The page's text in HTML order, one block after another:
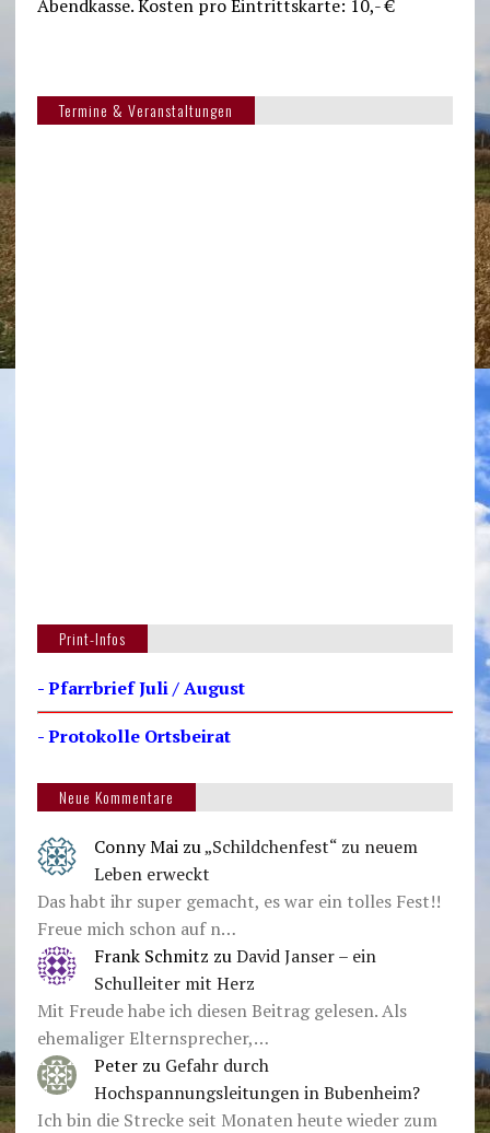
Abendkasse. Kosten pro Eintrittskarte: 10,- €
Termine & Veranstaltungen
Print-Infos
- Pfarrbrief Juli / August
- Protokolle Ortsbeirat
Neue Kommentare
Conny Mai zu„Schildchenfest“ zu neuem
Leben erweckt
Das habt ihr super gemacht, es war ein tolles Fest!!
Freue mich schon auf n…
Frank Schmitz zu David Janser – ein
Schulleiter mit Herz
Mit Freude habe ich diesen Beitrag gelesen. Als
ehemaliger Elternsprecher,…
Peter zu Gefahr durch
Hochspannungsleitungen in Bubenheim?
Ich bin die Strecke seit Monaten heute wieder zum